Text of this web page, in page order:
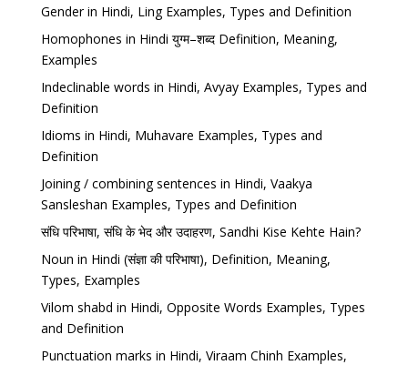
Gender in Hindi, Ling Examples, Types and Definition
Homophones in Hindi युग्म–शब्द Definition, Meaning,
Examples
Indeclinable words in Hindi, Avyay Examples, Types and
Definition
Idioms in Hindi, Muhavare Examples, Types and
Definition
Joining / combining sentences in Hindi, Vaakya
Sansleshan Examples, Types and Definition
संधि परिभाषा, संधि के भेद और उदाहरण, Sandhi Kise Kehte Hain?
Noun in Hindi (संज्ञा की परिभाषा), Definition, Meaning,
Types, Examples
Vilom shabd in Hindi, Opposite Words Examples, Types
and Definition
Punctuation marks in Hindi, Viraam Chinh Examples,